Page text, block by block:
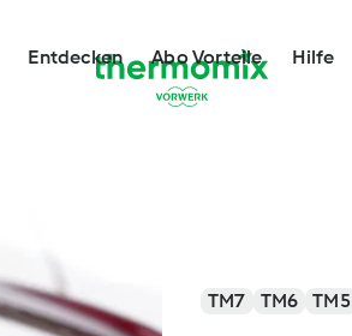
Entdecken Abo Vorteile Hilfe
TM7 TM6 TM5